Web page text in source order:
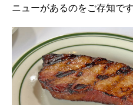
ニューがあるのをご存知で